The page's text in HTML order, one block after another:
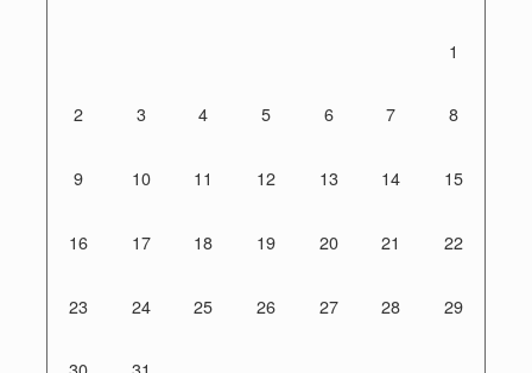
1
2 3 4 5 6 7 8
9 10 11 12 13 14 15
16 17 18 19 20 21 22
23 24 25 26 27 28 29